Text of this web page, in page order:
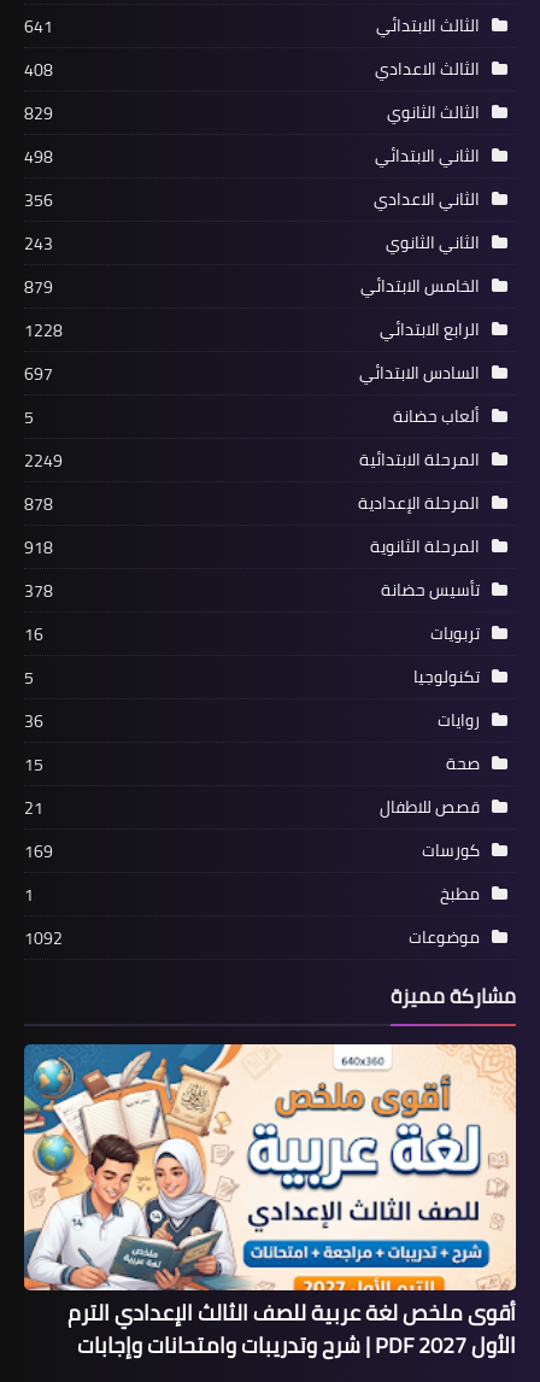
الثالث الابتدائي
641
الثالث الاعدادي
408
الثالث الثانوي
829
الثاني الابتدائي
498
الثاني الاعدادي
356
الثاني الثانوي
243
الخامس الابتدائي
879
الرابع الابتدائي
1228
السادس الابتدائي
697
ألعاب حضانة
5
المرحلة الابتدائية
2249
المرحلة الإعدادية
878
المرحلة الثانوية
918
تأسيس حضانة
378
تربويات
16
تكنولوجيا
5
روايات
36
صحة
15
قصص للاطفال
21
كورسات
169
مطبخ
1
موضوعات
1092
مشاركة مميزة
أقوى ملخص لغة عربية للصف الثالث الإعدادي الترم
الأول 2027 PDF | شرح وتدريبات وامتحانات وإجابات